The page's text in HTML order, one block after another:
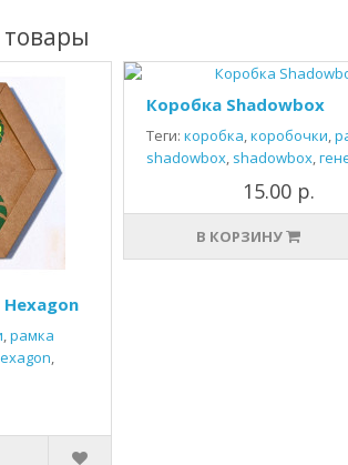
,рамка
,
Коробка Shadowbox
Теги: коробка,коробочки,
shadowbox, shadowbox,
15.00 р.
В КОРЗИНУ